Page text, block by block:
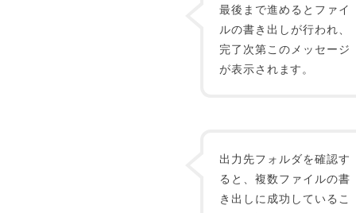
最後まで進めるとファイ
ルの書き出しが行われ、
完了次第このメッセージ
が表示されます。
出力先フォルダを確認す
ると、複数ファイルの書
き出しに成功しているこ